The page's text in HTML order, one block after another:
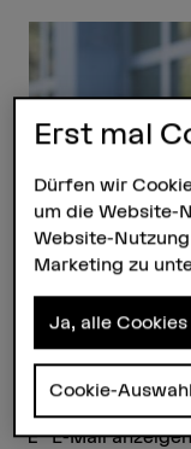
Kontakt
+41 31 848 55
E-Mail anzeigen
Erst mal
Dürfen wir
um die Website-
Website-
Marketing zu
Ja, alle
Cookie-